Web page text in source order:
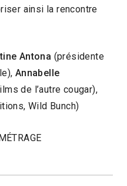
ainsi la rencontre
Antona (présidente
Annabelle
de l’autre cougar),
Wild Bunch)